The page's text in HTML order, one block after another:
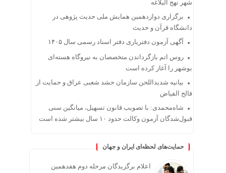
شهر نهج البلاغه
برگزاری دوازدهمین همایش ملی حدیث پژوهی در
دانشگاه قرآن و حدیث
آگهی آزمون دفتریاری دفتر اسناد رسمی سال ۱۴۰۵
روس اتم بازگرداندن متخصصان به نیروگاه هسته‌ای
بوشهر را آغاز کرده است
بیانیه شدیداللحن سازمان حشد شعبی عراق و حمایت از
فالح الفیاض
شاه‌محمدی: با تصویب قانون تسهیل، میانگین سنی
قبول‌شدگان آزمون وکالت حدود ۱۰ سال بیشتر شده است
حمایت‌های لحظه‌ای ایران و جهان
اعلام برگزیدگان مرحله دوم هفدهمین